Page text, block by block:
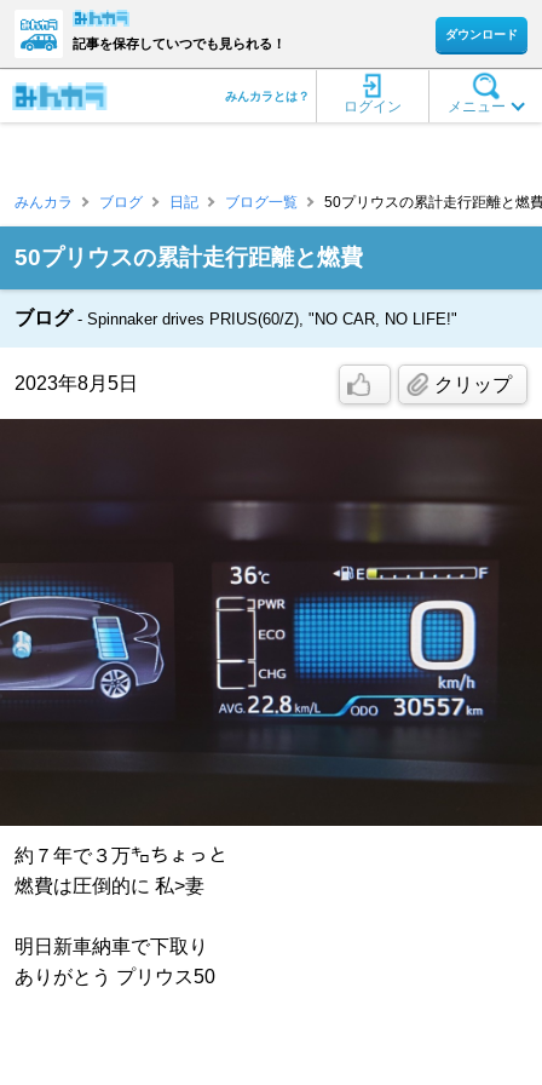
記事を保存していつでも見られる！
ダウンロード
メニュー
ログイン
みんカラとは？
みんカラ ブログ 日記 ブログ一覧 50プリウスの累計走行距離と燃
50プリウスの累計走行距離と燃費
ブログ Spinnaker drives PRIUS(60/Z), "NO CAR, NO LIFE!"
2023年8月5日 クリップ
約７年で３万㌔ちょっと
燃費は圧倒的に 私>妻
明日新車納車で下取り
ありがとう プリウス50